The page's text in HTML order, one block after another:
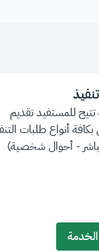
تتيح للمستفيد تقديم
أنواع طلبات
- أحوال شخصية)